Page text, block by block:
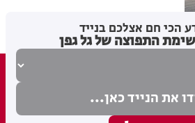
מערכת האתר 02.08.26
הכי חם אצלכם בנייד
התפוצה של גל גפן